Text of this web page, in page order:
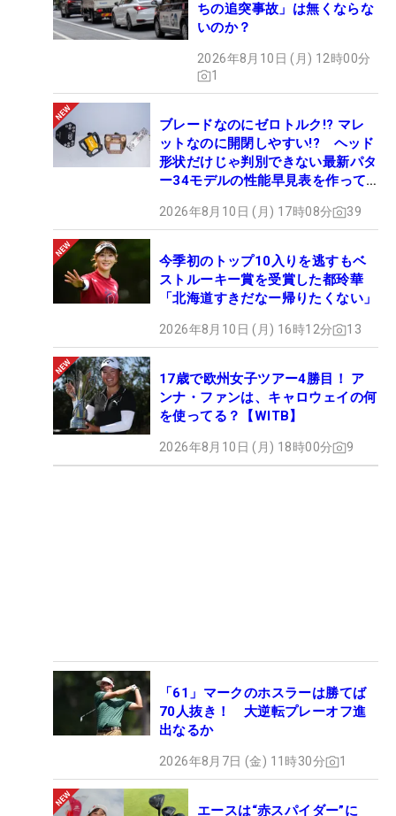
ちの追突事故」は無くならな
いのか？
2026年8月10日 (月) 12時00分
1
ブレードなのにゼロトルク!? マレ
ットなのに開閉しやすい!? ヘッド
形状だけじゃ判別できない最新パタ
ー34モデルの性能早見表を作って
2026年8月10日 (月) 17時08分 39
今季初のトップ10入りを逃すもベ
ストルーキー賞を受賞した都玲華
「北海道すきだなー帰りたくない」
2026年8月10日 (月) 16時12分 13
17歳で欧州女子ツアー4勝目！ ア
ンナ・ファンは、キャロウェイの何
を使ってる？【WITB】
2026年8月10日 (月) 18時00分 9
「61」マークのホスラーは勝てば
70人抜き！ 大逆転プレーオフ進
出なるか
2026年8月7日 (金) 11時30分 1
エースは“赤スパイダー”に